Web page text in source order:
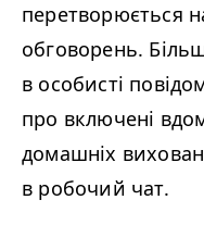
перетворюється
обговорень.
в особисті
про включені
домашніх
в робочий чат.